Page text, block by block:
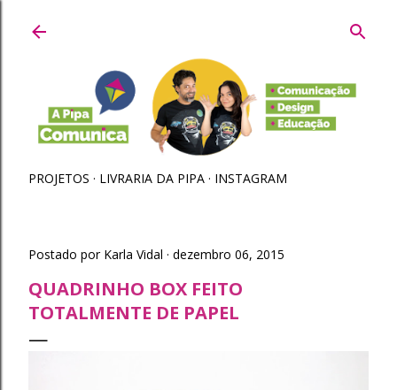
PROJETOS LIVRARIA DA PIPA INSTAGRAM
Postado por Karla Vidal dezembro 06, 2015
QUADRINHO BOX FEITO
TOTALMENTE DE PAPEL